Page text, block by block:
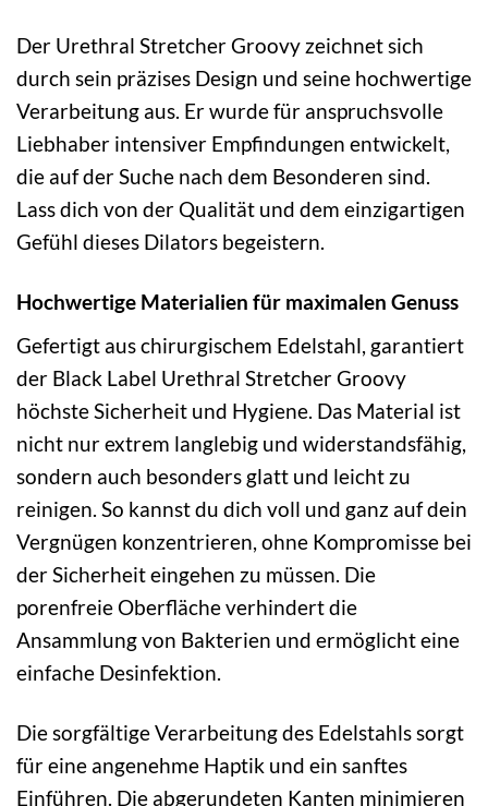
Der Urethral Stretcher Groovy zeichnet sich
durch sein präzises Design und seine hochwertige
Verarbeitung aus. Er wurde für anspruchsvolle
Liebhaber intensiver Empfindungen entwickelt,
die auf der Suche nach dem Besonderen sind.
Lass dich von der Qualität und dem einzigartigen
Gefühl dieses Dilators begeistern.
Hochwertige Materialien für maximalen Genuss
Gefertigt aus chirurgischem Edelstahl, garantiert
der Black Label Urethral Stretcher Groovy
höchste Sicherheit und Hygiene. Das Material ist
nicht nur extrem langlebig und widerstandsfähig,
sondern auch besonders glatt und leicht zu
reinigen. So kannst du dich voll und ganz auf dein
Vergnügen konzentrieren, ohne Kompromisse bei
der Sicherheit eingehen zu müssen. Die
porenfreie Oberfläche verhindert die
Ansammlung von Bakterien und ermöglicht eine
einfache Desinfektion.
Die sorgfältige Verarbeitung des Edelstahls sorgt
für eine angenehme Haptik und ein sanftes
Einführen. Die abgerundeten Kanten minimieren